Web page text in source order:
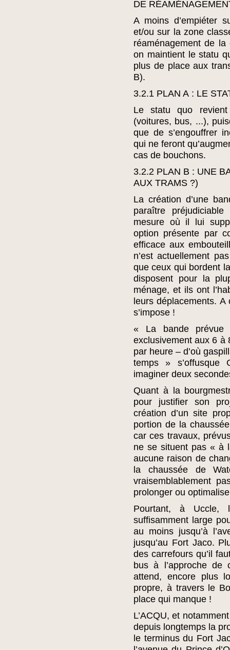
DE
A moins d’empiéter
et/ou sur la zone
réaménagement de
on maintient le statu
plus de place aux
B).
3.2.1 PLAN A : LE
Le statu quo
(voitures, bus, ...),
que de s’engouffrer
qui ne feront
cas de bouchons.
3.2.2 PLAN B : UNE
AUX TRAMS ?)
La création d’une
paraître
mesure où il lui
option présente par
efficace aux
n’est actuellement
que ceux qui bordent
disposent pour la
ménage, et ils ont
leurs déplacements.
s’impose !
« La bande
exclusivement aux 6 à
par heure – d’où
temps » s’offusque
imaginer deux
Quant à la
pour justifier son
création d’un site
portion de la
car ces travaux,
ne se situent pas « à
aucune raison de
la chaussée de
vraisemblablement
prolonger ou
Pourtant, à Uccle,
suffisamment large
au moins jusqu’à
jusqu’au Fort Jaco.
des carrefours qu’il
bus à l’approche de
attend, encore plus
propre, à travers le
place qui manque !
L’ACQU, et
depuis longtemps la
le terminus du Fort